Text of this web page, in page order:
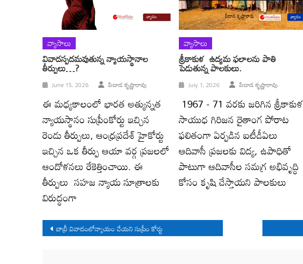
వ్యాసాలు
వివాదస్పదమవుతున్న న్యాయస్థానాల
తీర్పులు…?
June 15, 2026 పేడాడ కృష్ణారావు
ఈ మధ్యకాలంలో భారత అత్యున్నత
న్యాయస్థానం సుప్రీంకోర్టు ఇచ్చిన
రెండు తీర్పులు, ఆంధ్రప్రదేశ్ హైకోర్టు
ఇచ్చిన ఒక తీర్పు ఆయా వర్గ ప్రజలలో
ఆందోళనలు రేకెత్తించాయి. ఈ
తీర్పులు సహజ న్యాయ సూత్రాలకు
విరుద్ధంగా
వ్యాసాలు
శ్రీకాకుళ ఉద్యమ ఫలాలను పాతి
పెడుతున్న పాలకులు.
July 1, 2026 పేడాడ కృష్ణారావు
1967 - 71 వరకు జరిగిన శ్రీకాకుళ
సాయుధ గిరిజన రైతాంగ పోరాట
ఫలితంగా ఏర్పడిన ఐటీడీఏలు
ఆదివాసీ ప్రజలకు విద్య, ఉపాధితో
పాటుగా ఆదివాసీల సమగ్ర అభివృద్ధి
కోసం కృషి చేస్తాయని పాలకులు
Post
navigation
బాబ్రీ వివాదంలోన్యాయం చేయని సుప్రీం కోర్టు